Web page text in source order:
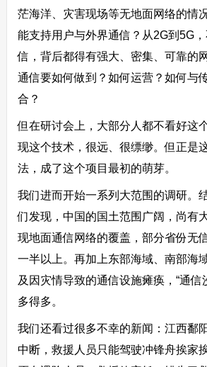
茫海洋、灾害现场等无地面网络的情
能支持用户与外界通信？从2G到5G
信，背后都得有强大、密集、可靠的
通信要如何做到？如何运营？如何与
合？
但在研讨会上，大部分人都不看好这
现这个技术，很远、很缥缈。但正是
法，成了这个项目最初的萌芽。
我们进而开始一系列大范围的调研。
们发现，中国的国土范围广阔，尚有
现地面通信网络的覆盖，部分省份无
一半以上。再加上东部海域、南部海
及因灾情导致的通信设施瘫痪，“通信
多得多。
我们还看过很多不幸的新闻：江西鄱
中断，救援人员只能驾驶冲锋舟挨家